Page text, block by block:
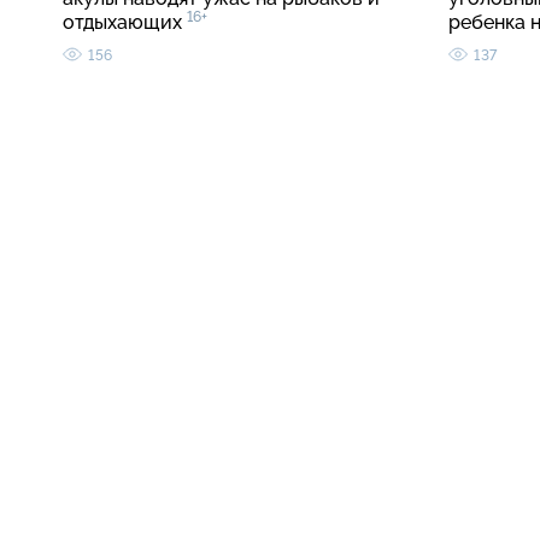
отдыхающих 16+
156
ребенка
137